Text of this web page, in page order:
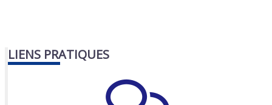
LIENS PRATIQUES